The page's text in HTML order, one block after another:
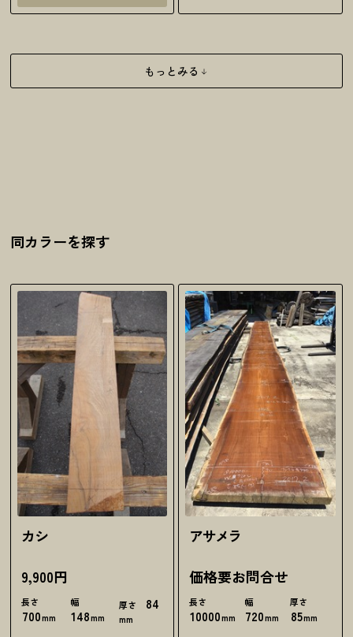
もっとみる
同カラーを探す
カシ
9,900円
長さ
700mm
幅
148mm
厚さ 84
mm
アサメラ
価格要お問合せ
長さ
10000mm
幅
720mm
厚さ
85mm